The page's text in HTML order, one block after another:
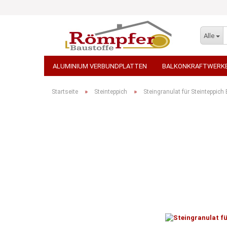
Alle
ALUMINIUM VERBUNDPLATTEN
TERRASSENPLATTEN,
Startseite » Steinteppich » Steingranulat für Steinteppich